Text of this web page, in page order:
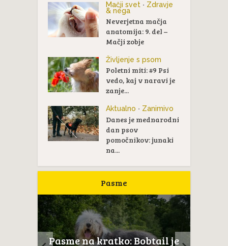
Mačji svet • Zdravje
& nega
Neverjetna mačja
anatomija: 9. del –
Mačji zobje
Življenje s psom
Poletni miti: #9 Psi
vedo, kaj v naravi je
zanje...
Aktualno • Zanimivo
Danes je mednarodni
dan psov
pomočnikov: junaki
na...
Pasme
Pasme na kratko: Bobtail je